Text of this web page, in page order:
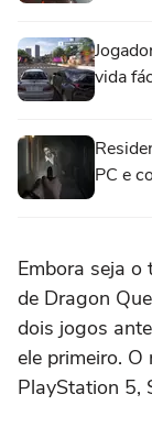
vida
PC e
Embora seja
de Dragon
dois jogos
ele primeiro. O
PlayStation 5,